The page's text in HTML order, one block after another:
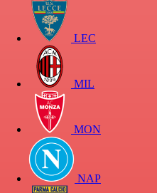
LEC
MIL
MON
NAP